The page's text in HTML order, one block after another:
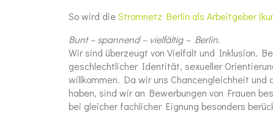
So wird dieStromnetz Berlin als Arbeitgeber
Bunt – spannend – vielfältig – Berlin.
Wir sind überzeugt von Vielfalt und Inklusion.
geschlechtlicher Identität, sexueller
willkommen. Da wir uns Chancengleichheit
haben, sind wir an Bewerbungen von Frauen
bei gleicher fachlicher Eignung besonders